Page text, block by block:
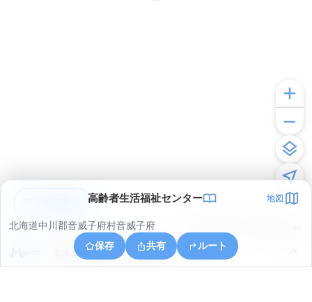
高齢者生活福祉センター 地図
北海道中川郡音威子府村音威子府
保存
共有 ルート
北海道中川郡音威子府村物満内